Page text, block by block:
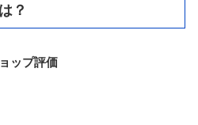
？
ップ評価